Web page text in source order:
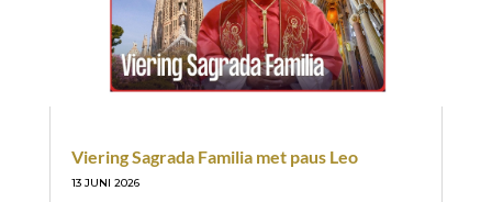
Viering Sagrada Familia met paus Leo
13 JUNI 2026